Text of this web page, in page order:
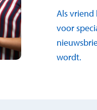
Als
voor
wordt.